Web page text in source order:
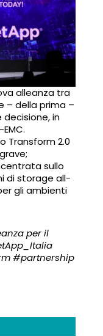
alleanza tra
– della prima –
in
Transform 2.0
sullo
di storage all-
gli ambienti
per il
#partnership